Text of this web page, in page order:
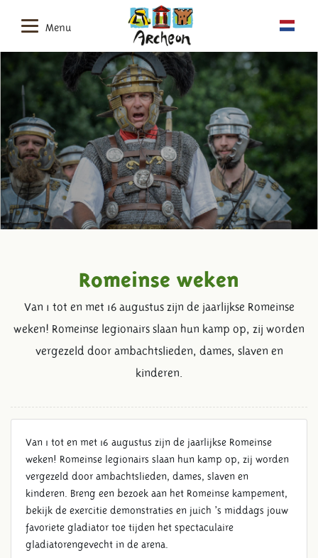
Menu
ROMEINSE WEKEN
Romeinse weken
Van 1 tot en met 16 augustus zijn de jaarlijkse Romeinse
weken! Romeinse legionairs slaan hun kamp op, zij worden
vergezeld door ambachtslieden, dames, slaven en
kinderen.
Van 1 tot en met 16 augustus zijn de jaarlijkse Romeinse
weken! Romeinse legionairs slaan hun kamp op, zij worden
vergezeld door ambachtslieden, dames, slaven en
kinderen. Breng een bezoek aan het Romeinse kampement,
bekijk de exercitie demonstraties en juich ’s middags jouw
favoriete gladiator toe tijden het spectaculaire
gladiatorengevecht in de arena.